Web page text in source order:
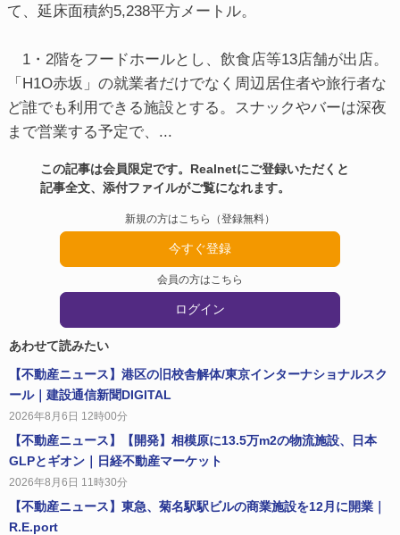
て、延床面積約5,238平方メートル。
1・2階をフードホールとし、飲食店等13店舗が出店。
「H1O赤坂」の就業者だけでなく周辺居住者や旅行者な
ど誰でも利用できる施設とする。スナックやバーは深夜
まで営業する予定で、...
この記事は会員限定です。Realnetにご登録いただくと
記事全文、添付ファイルがご覧になれます。
新規の方はこちら（登録無料）
今すぐ登録
会員の方はこちら
ログイン
あわせて読みたい
【不動産ニュース】港区の旧校舎解体/東京インターナショナルスク
ール｜建設通信新聞DIGITAL
2026年8月6日 12時00分
【不動産ニュース】【開発】相模原に13.5万m2の物流施設、日本
GLPとギオン｜日経不動産マーケット
2026年8月6日 11時30分
【不動産ニュース】東急、菊名駅駅ビルの商業施設を12月に開業｜
R.E.port